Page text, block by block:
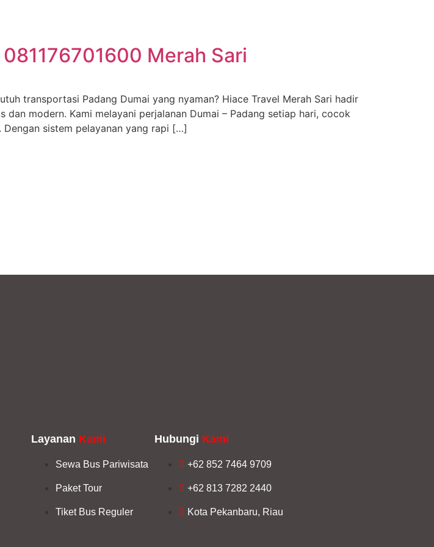
Merah Sari
transportasi Padang Dumai yang nyaman? Hiace Travel Merah Sari hadir
modern. Kami melayani perjalanan Dumai – Padang setiap hari, cocok
Dengan sistem pelayanan yang rapi […]
Layanan Kami
Sewa Bus Pariwisata
Paket Tour
Tiket Bus Reguler
Hubungi Kami
+62 852 7464 9709
+62 813 7282 2440
Kota Pekanbaru, Riau